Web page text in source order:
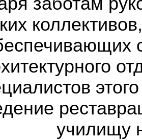
училищу